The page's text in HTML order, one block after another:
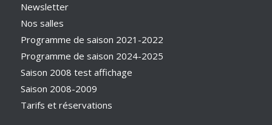
Newsletter
Nos salles
Programme de saison 2021-2022
Programme de saison 2024-2025
Saison 2008 test affichage
Saison 2008-2009
Tarifs et réservations